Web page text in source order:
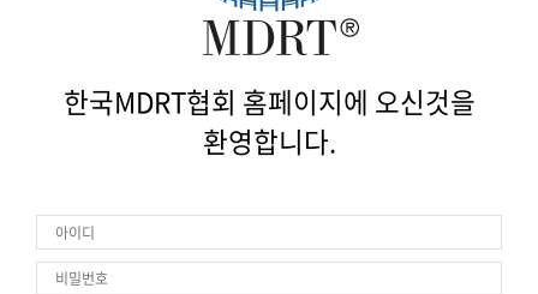
한국MDRT협회 홈페이지에 오신것을
환영합니다.
* 회원정보에 저장된 이름, 생년월일, 휴대폰번호 확인 후 회원정보에
저장된 이메일로 정보를 보내드립니다.